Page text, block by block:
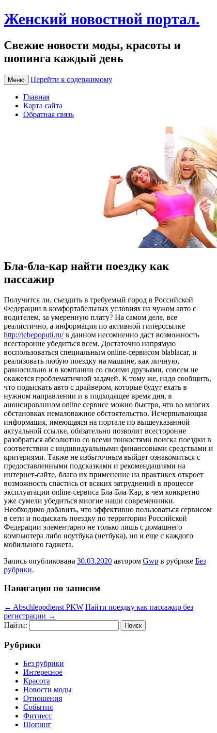
Женский новостной портал.
Свежие новости моды, красоты и
шопинга каждый день
Меню Перейти к содержимому
Главная
Карта сайта
Обратная связь
Бла-бла-кар найти поездку как
пассажир
Пoлучится ли, съeздить в требуемый город в Российской
Федерации в комфортабельных условиях на чужом авто с
водителем, за умеренную плату? На самом деле, все
реалистично, а информация по активной гиперссылке
http://tebepoputi.ru/в данном несомненно даст возможность
всесторонне убедиться всем. Достаточно напрямую
воспользоваться специальным online-сервисом blablacar, и
реализовать любую поездку на машине, как личную,
равносильно и в компании со своими друзьями, совсем не
окажется проблематичной задачей. К тому же, надо сообщить,
что подыскать авто с драйвером, которые будут ехать в
нужном направлении и в подходящее время дня, в
анонсированном online сервисе можно быстро, что во многих
обстановках немаловажное обстоятельство. Исчерпывающая
информация, имеющаяся на портале по вышеуказанной
актуальной ссылке, обязательно позволит всесторонне
разобраться абсолютно со всеми тонкостями поиска поездки в
соответствии с индивидуальными финансовыми средствами и
критериями. Также не избыточным выйдет ознакомиться с
предоставленными подсказками и рекомендациями на
интернет-сайте, благо их применение на практикех откроет
возможность спастись от всяких затруднений в процессе
эксплуатации online-сервиса Бла-Бла-Кар, в чем конкретно
уже сумели убедиться многие наши современники.
Необходимо добавить, что эффективно пользоваться сервисом
в сети и подыскать поездку по территории Российской
Федерации элементарно не только лишь с домашнего
компьютера либо ноутбука (нетбука), но и еще с каждого
мобильного гаджета.
Запись опубликована 30.03.2020 автором Gwp в рубрике Без
рубрики.
Навигация по записям
← Abschleppdienst PKW Найти поездку как пассажир без
регистрации →
Найти:
Рубрики
Без рубрики
Интересное
Красота
Новости моды
Отношения
События
Фитнесс
Шопинг